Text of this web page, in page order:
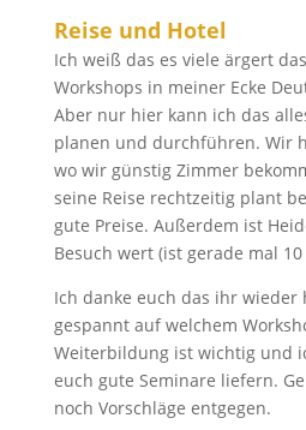
Reise und Hotel
Ich weiß das es viele ärgert
Workshops in meiner Ecke
Aber nur hier kann ich das
planen und durchführen. Wir
wo wir günstig Zimmer
seine Reise rechtzeitig plant
gute Preise. Außerdem ist
Besuch wert (ist gerade mal
Ich danke euch das ihr
gespannt auf welchem
Weiterbildung ist wichtig und
euch gute Seminare liefern.
noch Vorschläge entgegen.